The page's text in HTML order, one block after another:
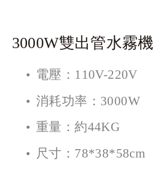
3000W雙出管水霧
電壓：110V-220V
消耗功率：3000W
重量：約44KG
尺寸：78*38*58cm